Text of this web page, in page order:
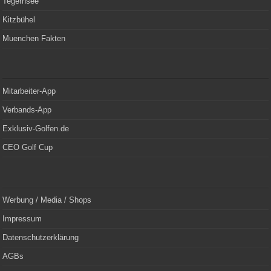
Kitzbühel
Muenchen Fakten
Mitarbeiter-App
Verbands-App
Exklusiv-Golfen.de
CEO Golf Cup
Werbung / Media / Shops
Impressum
Datenschutzerklärung
AGBs